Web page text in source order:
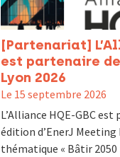
[Partenariat]
est partenaire
Lyon 2026
Le 15 septembre 2026
L’Alliance HQE-GBC
édition d’EnerJ Meeting
thématique « Bâtir 2050